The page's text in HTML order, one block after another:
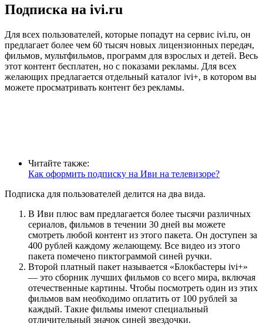
Подписка на ivi.ru
Для всех пользователей, которые попадут на сервис ivi.ru, он
предлагает более чем 60 тысяч новых лицензионных передач,
фильмов, мультфильмов, программ для взрослых и детей. Весь
этот контент бесплатен, но с показами рекламы. Для всех
желающих предлагается отдельный каталог ivi+, в котором вы
можете просматривать контент без рекламы.
Читайте также:
Как оформить подписку на Иви на телевизоре?
Подписка для пользователей делится на два вида.
В Иви плюс вам предлагается более тысячи различных
сериалов, фильмов в течении 30 дней вы можете
смотреть любой контент из этого пакета. Он доступен за
400 рублей каждому желающему. Все видео из этого
пакета помечено пиктограммой синей ручки.
Второй платный пакет называется «Блокбастеры ivi+»
— это сборник лучших фильмов со всего мира, включая
отечественные картины. Чтобы посмотреть один из этих
фильмов вам необходимо оплатить от 100 рублей за
каждый. Такие фильмы имеют специальный
отличительный значок синей звездочки.